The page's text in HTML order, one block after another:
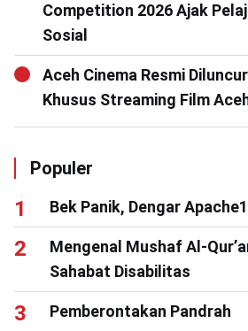
Competition 2026 Ajak
Sosial
Aceh Cinema Resmi
Khusus Streaming Film
Populer
Bek Panik, Dengar
Mengenal Mushaf Al-
Sahabat Disabilitas
Pemberontakan Pandrah